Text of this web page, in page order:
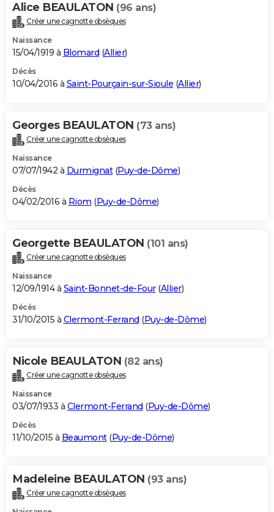
Alice BEAULATON (96 ans)
Créer une cagnotte obsèques
Naissance
15/04/1919 à Blomard (Allier)
Décès
10/04/2016 à Saint-Pourçain-sur-Sioule (Allier)
Georges BEAULATON (73 ans)
Créer une cagnotte obsèques
Naissance
07/07/1942 à Durmignat(Puy-de-Dôme)
Décès
04/02/2016 à Riom (Puy-de-Dôme)
Georgette BEAULATON (101 ans)
Créer une cagnotte obsèques
Naissance
12/09/1914 à Saint-Bonnet-de-Four(Allier)
Décès
31/10/2015 à Clermont-Ferrand (Puy-de-Dôme)
Nicole BEAULATON (82 ans)
Créer une cagnotte obsèques
Naissance
03/07/1933 à Clermont-Ferrand (Puy-de-Dôme)
Décès
11/10/2015 à Beaumont(Puy-de-Dôme)
Madeleine BEAULATON (93 ans)
Créer une cagnotte obsèques